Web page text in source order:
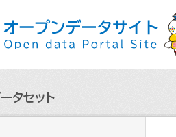
タセット